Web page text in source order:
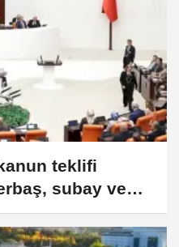
teklifi
subay ve
düzenlemeler